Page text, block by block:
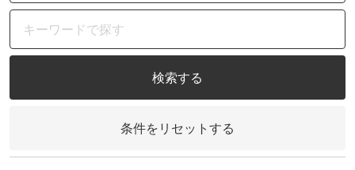
検索する
条件をリセットする